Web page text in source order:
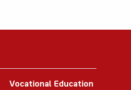
Vocational Education